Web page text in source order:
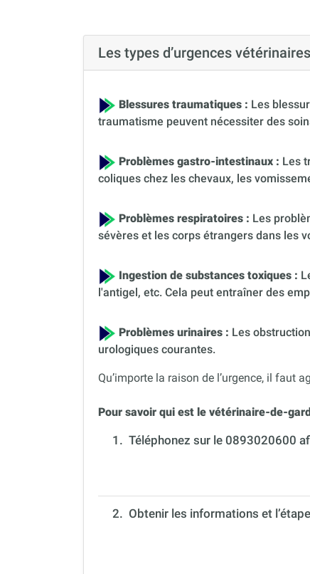
Les types d’urgences
Blessures traumatiques : Les
traumatisme peuvent nécessiter des
Problèmes gastro-intestinaux : Les
coliques chez les chevaux, les
Problèmes respiratoires : Les
sévères et les corps étrangers dans les
Ingestion de substances toxiques :
l'antigel, etc. Cela peut entraîner des
Problèmes urinaires : Les
urologiques courantes.
Qu’importe la raison de l’urgence, il faut
Pour savoir qui est le vétérinaire-de-
1. Téléphonez sur le 0893020600
2. Obtenir les informations et